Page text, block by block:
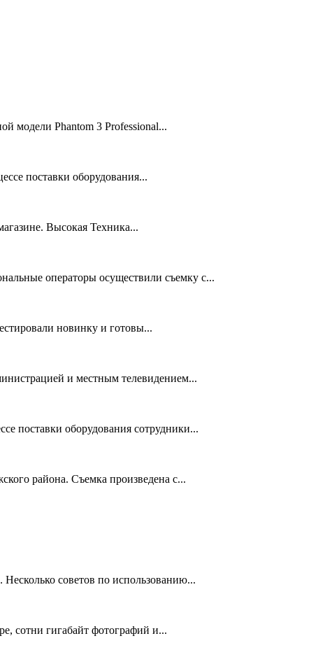
модели Phantom 3 Professional...
поставки оборудования...
Высокая Техника...
операторы осуществили съемку с...
новинку и готовы...
и местным телевидением...
поставки оборудования сотрудники...
района. Съемка произведена с...
советов по использованию...
сотни гигабайт фотографий и...